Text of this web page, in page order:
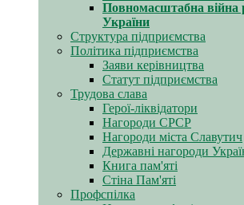
Повномасштабна війна
України
Структура підприємства
Політика підприємства
Заяви керівництва
Статут підприємства
Трудова слава
Герої-ліквідатори
Нагороди СРСР
Нагороди міста Славутич
Державні нагороди
Книга пам'яті
Стіна Пам'яті
Профспілка